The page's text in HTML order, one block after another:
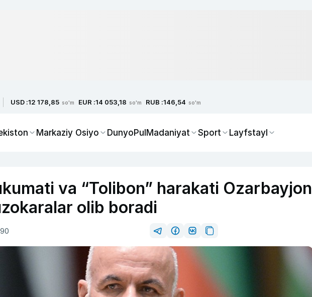
USD :12 178,85 so'm EUR :14 053,18 so'm RUB :146,54 so'm
Markaziy Osiyo DunyoPulMadaniyat Sport Layfstayl
va “Tolibon” harakati Ozarbayjon
olib boradi